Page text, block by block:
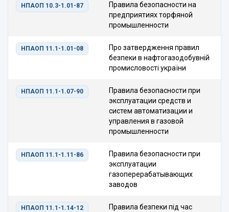
НПАОП 10.3-1.01-87
Правила безопасности на
предприятиях торфяной
промышленности
НПАОП 11.1-1.01-08
Про затвердження правил
безпеки в нафтогазодобувній
промисловості україни
НПАОП 11.1-1.07-90
Правила безопасности при
эксплуатации средств и
систем автоматизации и
управления в газовой
промышленности
НПАОП 11.1-1.11-86
Правила безопасности при
эксплуатации
газоперерабатывающих
заводов
НПАОП 11.1-1.14-12
Правила безпеки під час